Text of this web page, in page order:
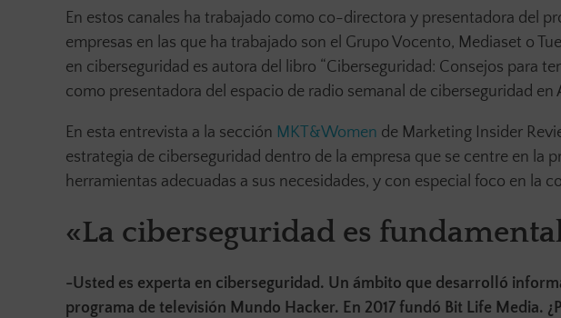
En estos canales ha trabajado como co-directora y presentadora del
empresas en las que ha trabajado son el Grupo Vocento, Mediaset o
en ciberseguridad es autora del libro “Ciberseguridad: Consejos para
como presentadora del espacio de radio semanal de ciberseguridad
En esta entrevista a la sección MKT&Women de Marketing Insider
estrategia de ciberseguridad dentro de la empresa que se centre en la
herramientas adecuadas a sus necesidades, y con especial foco en la
«La ciberseguridad es
-Usted es experta en ciberseguridad. Un ámbito que desarrolló
programa de televisión Mundo Hacker. En 2017 fundó Bit Life Media.